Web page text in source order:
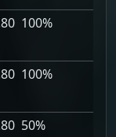
80 100%
80 100%
80 50%